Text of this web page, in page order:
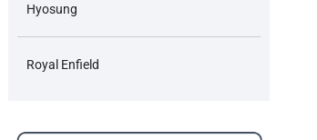
Hyosung
Royal Enfield